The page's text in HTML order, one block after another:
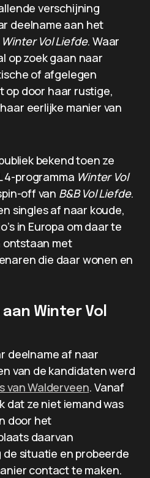
verschijning
deelname aan het
Winter Vol Liefde. Waar
op zoek gaan naar
of afgelegen
op door haar rustige,
eerlijke manier van
bekend toen ze
4-programma Winter Vol
off van B&B Vol Liefde.
singles af naar koude,
in Europa om daar te
ontstaan met
die daar wonen en
Winter Vol
deelname af naar
van de kandidaten werd
van Walderveen. Vanaf
dat ze niet iemand was
door het
daarvan
situatie en probeerde
contact te maken.